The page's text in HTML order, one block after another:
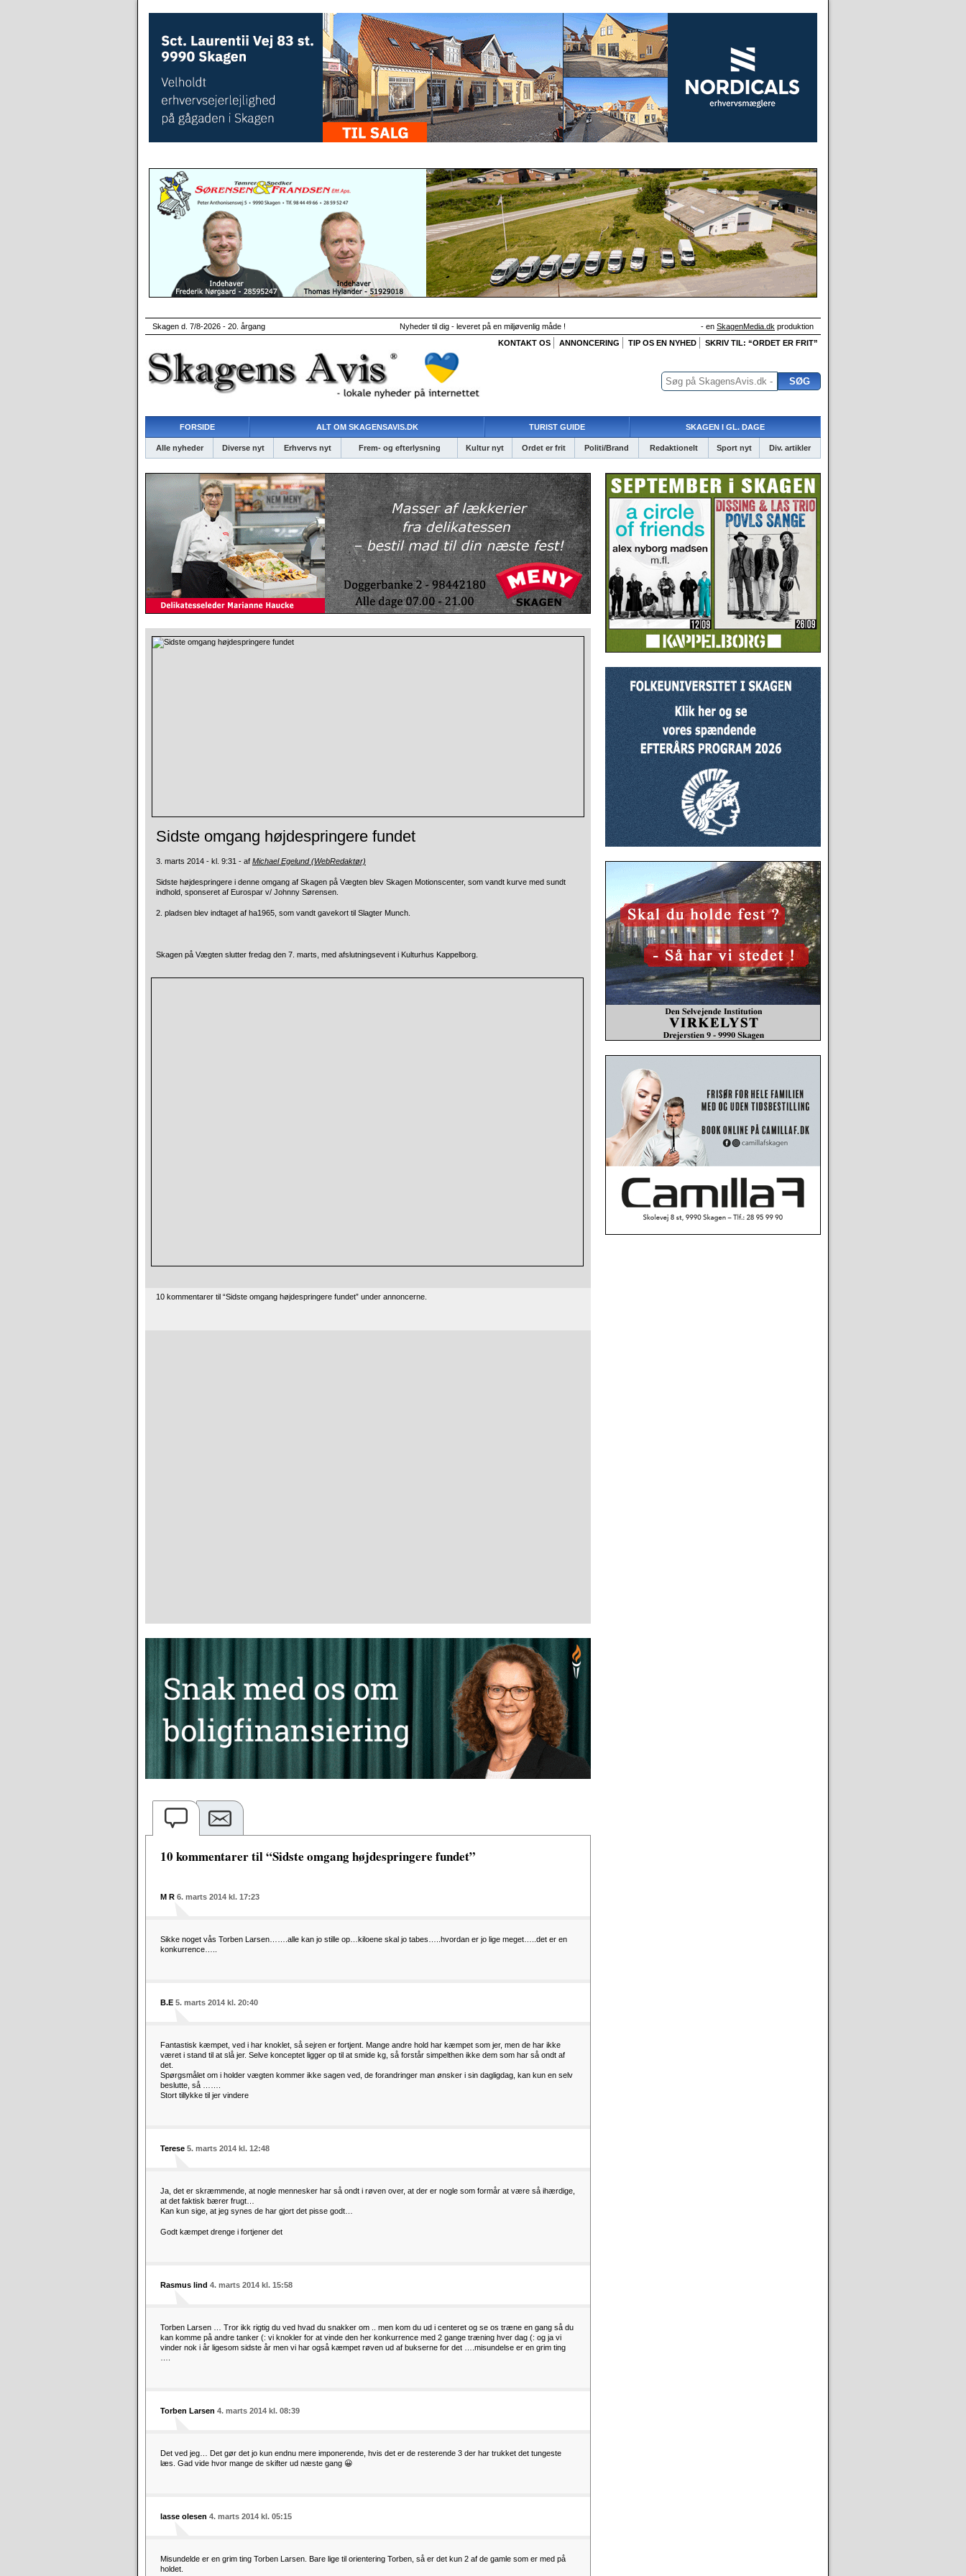
Skagen d. 7/8-2026 - 20. årgang Nyheder til dig - leveret på en miljøvenlig måde ! - en SkagenMedia.dk produktion
KONTAKT OS
ANNONCERING TIP OS EN NYHED SKRIV TIL: “ORDET ER FRIT”
FORSIDE ALT OM SKAGENSAVIS.DK TURIST GUIDE SKAGEN I GL. DAGE
Alle nyheder Diverse nyt Erhvervs nyt Frem- og efterlysning Kultur nyt Ordet er frit Politi/Brand Redaktionelt Sport nyt Div. artikler
Sidste omgang højdespringere fundet
3. marts 2014 - kl. 9:31 - af Michael Egelund (WebRedaktør)
Sidste højdespringere i denne omgang af Skagen på Vægten blev Skagen Motionscenter, som vandt kurve med sundt
indhold, sponseret af Eurospar v/ Johnny Sørensen.
2. pladsen blev indtaget af ha1965, som vandt gavekort til Slagter Munch.
Skagen på Vægten slutter fredag den 7. marts, med afslutningsevent i Kulturhus Kappelborg.
10 kommentarer til “Sidste omgang højdespringere fundet” under annoncerne.
10 kommentarer til “Sidste omgang højdespringere fundet”
M R 6. marts 2014 kl. 17:23
Sikke noget vås Torben Larsen…….alle kan jo stille op…kiloene skal jo tabes…..hvordan er jo lige meget…..det er en
konkurrence…..
B.E 5. marts 2014 kl. 20:40
Fantastisk kæmpet, ved i har knoklet, så sejren er fortjent. Mange andre hold har kæmpet som jer, men de har ikke
været i stand til at slå jer. Selve konceptet ligger op til at smide kg, så forstår simpelthen ikke dem som har så ondt af
det.
Spørgsmålet om i holder vægten kommer ikke sagen ved, de forandringer man ønsker i sin dagligdag, kan kun en selv
beslutte, så …….
Stort tillykke til jer vindere
Terese 5. marts 2014 kl. 12:48
Ja, det er skræmmende, at nogle mennesker har så ondt i røven over, at der er nogle som formår at være så ihærdige,
at det faktisk bærer frugt…
Kan kun sige, at jeg synes de har gjort det pisse godt…
Godt kæmpet drenge i fortjener det
Rasmus lind 4. marts 2014 kl. 15:58
Torben Larsen … Tror ikk rigtig du ved hvad du snakker om .. men kom du ud i centeret og se os træne en gang så du
kan komme på andre tanker (: vi knokler for at vinde den her konkurrence med 2 gange træning hver dag (: og ja vi
vinder nok i år ligesom sidste år men vi har også kæmpet røven ud af bukserne for det ….misundelse er en grim ting
Torben Larsen 4. marts 2014 kl. 08:39
Det ved jeg… Det gør det jo kun endnu mere imponerende, hvis det er de resterende 3 der har trukket det tungeste
læs. Gad vide hvor mange de skifter ud næste gang 😀
lasse olesen 4. marts 2014 kl. 05:15
Misundelde er en grim ting Torben Larsen. Bare lige til orientering Torben, så er det kun 2 af de gamle som er med på
holdet.